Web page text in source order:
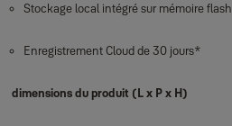
Stockage local intégré sur mémoire flash
Enregistrement Cloud de 30 jours*
dimensions du produit (L x P x H)